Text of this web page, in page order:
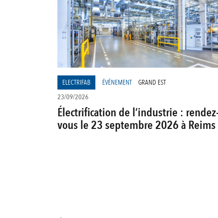
ELECTRIFAB ÉVÉNEMENT
GRAND EST
23/09/2026
Électrification de l’industrie :
vous le 23 septembre 2026 à Reims